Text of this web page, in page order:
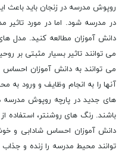
روپوش مدرسه در زنجان باید باعث
در مدرسه شود. اما در مورد
دانش آموزان مطالعه کنید. مدل
می توانند تاثیر بسیار مثبتی بر
می توانند به دانش آموزان
آنها را به انجام وظایف و ورود
های جدید در پارچه روپوش مدرسه
باشند. رنگ های روشنتر، استفاده
دانش آموزان احساس شادابی و
توانند محیط مدرسه را زنده و جذاب